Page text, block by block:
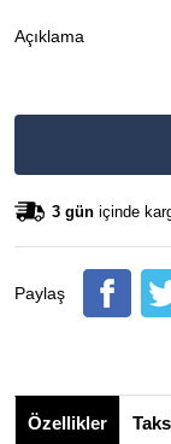
Açıklama
3 gün içinde
Paylaş
Özellikler